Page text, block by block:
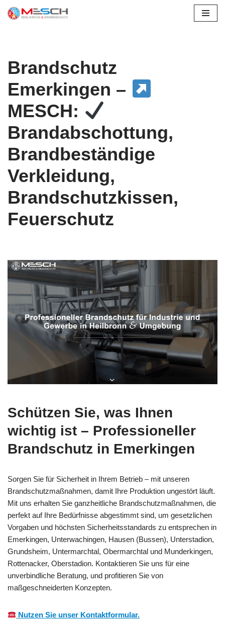
Brandschutz
Emerkingen –
MESCH:
Brandabschottung,
Brandbeständige
Verkleidung,
Brandschutzkissen,
Feuerschutz
Schützen Sie, was Ihnen
wichtig ist – Professioneller
Brandschutz in Emerkingen
Sorgen Sie für Sicherheit in Ihrem Betrieb – mit unseren
Brandschutzmaßnahmen, damit Ihre Produktion ungestört läuft.
Mit uns erhalten Sie ganzheitliche Brandschutzmaßnahmen, die
perfekt auf Ihre Bedürfnisse abgestimmt sind, um gesetzlichen
Vorgaben und höchsten Sicherheitsstandards zu entsprechen in
Emerkingen, Unterwachingen, Hausen (Bussen), Unterstadion,
Grundsheim, Untermarchtal, Obermarchtal und Munderkingen,
Rottenacker, Oberstadion. Kontaktieren Sie uns für eine
unverbindliche Beratung, und profitieren Sie von
maßgeschneiderten Konzepten.
Nutzen Sie unser Kontaktformular.